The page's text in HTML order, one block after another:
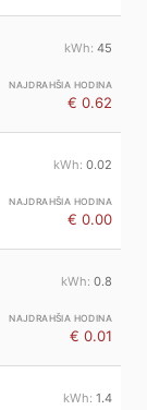
45
€ 0.62
0.02
€ 0.00
0.8
€ 0.01
1.4